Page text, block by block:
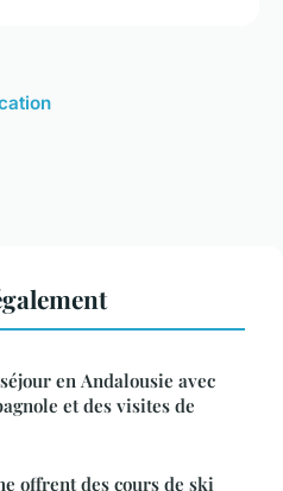
en Andalousie avec
et des visites de
offrent des cours de ski